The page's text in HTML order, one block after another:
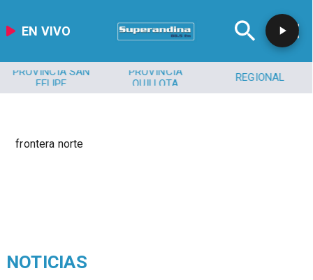
EN VIVO
PROVINCIA SAN
FELIPE
PROVINCIA
QUILLOTA
REGIONAL
frontera norte
NOTICIAS